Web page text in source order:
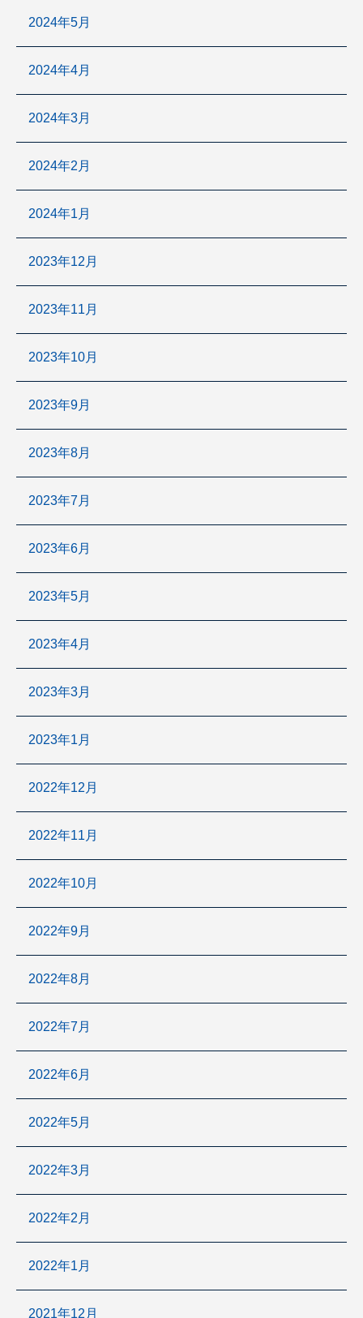
2024年5月
2024年4月
2024年3月
2024年2月
2024年1月
2023年12月
2023年11月
2023年10月
2023年9月
2023年8月
2023年7月
2023年6月
2023年5月
2023年4月
2023年3月
2023年1月
2022年12月
2022年11月
2022年10月
2022年9月
2022年8月
2022年7月
2022年6月
2022年5月
2022年3月
2022年2月
2022年1月
2021年12月